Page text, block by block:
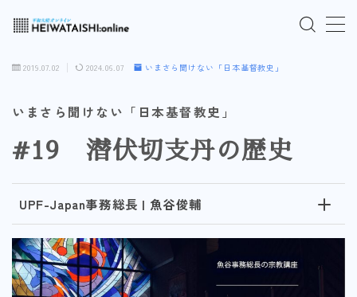
ご入会はこちら
ログインはこちら
「HEIWATAISHI:online」について
プライバシーポリシー
よくあるご質問
2019.07.02 2024.06.07 いまさら聞けない「日本基督教史」
いまさら聞けない「日本基督教史」
#19 潜伏切支丹の歴史
UPF-Japan事務総長 | 魚谷俊輔